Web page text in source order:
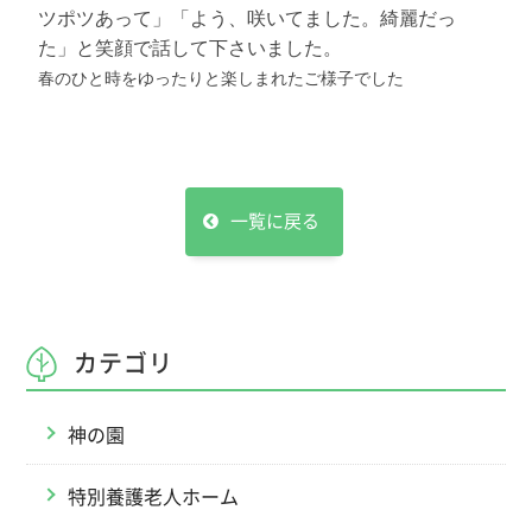
ツポツあって」「よう、咲いてました。綺麗だっ
た」と笑顔で話して下さいました。
春のひと時をゆったりと楽しまれたご様子でした
一覧に戻る
カテゴリ
神の園
特別養護老人ホーム